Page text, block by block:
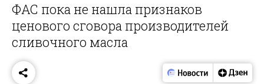
ФАС пока не нашла признаков
ценового сговора производителей
сливочного масла